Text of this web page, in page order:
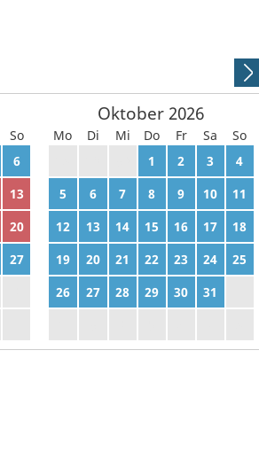
So
6
13
20
27
Oktober 2026
Mo Di Mi Do Fr Sa
So
1 2 3
4
5
6 7 8 9 10
11
12
13 14 15 16 17
18
19
20 21 22 23 24
25
26
27 28 29 30 31